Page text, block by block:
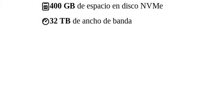
400 GB de espacio en disco NVMe
32 TB de ancho de banda